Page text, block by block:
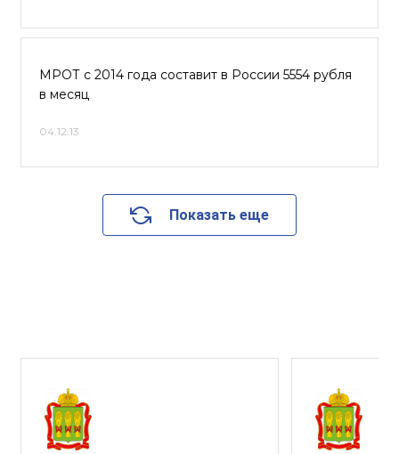
МРОТ с 2014 года составит в России 5554 рубля
в месяц
04.12.13
Показать еще